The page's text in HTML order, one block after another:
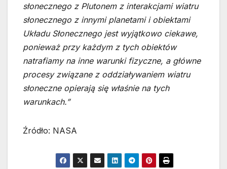
słonecznego z Plutonem z interakcjami wiatru
słonecznego z innymi planetami i obiektami
Układu Słonecznego jest wyjątkowo ciekawe,
ponieważ przy każdym z tych obiektów
natrafiamy na inne warunki fizyczne, a główne
procesy związane z oddziaływaniem wiatru
słoneczne opierają się właśnie na tych
warunkach.”
Źródło: NASA